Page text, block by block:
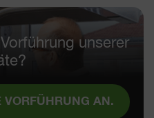
unserer
VORFÜHRUNG AN.